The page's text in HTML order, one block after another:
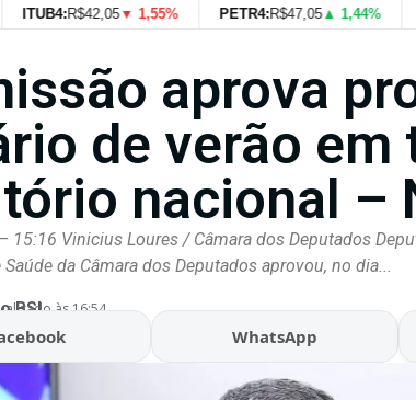
R$42,05▼ 1,55% PETR4:R$47,05▲ 1,44%
aprova
de verão em
nacional –
15:16 Vinicius Loures / Câmara dos Deputados
da Câmara dos Deputados aprovou, no dia...
BSL às 16:54
WhatsApp